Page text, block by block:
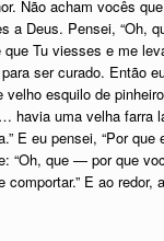
Não acham vocês
a Deus. Pensei,
Tu viesses e me
ser curado. Então
velho esquilo de
uma velha farra
E eu pensei, “Por
“Oh, que — por que
E ao redor,